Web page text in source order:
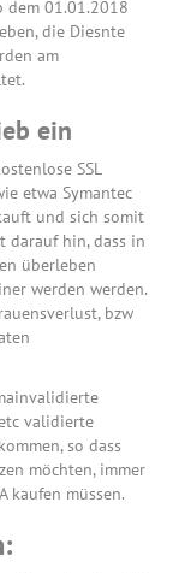
dem 01.01.2018
die Diesnte
am
ein
SSL
etwa Symantec
und sich somit
darauf hin, dass in
überleben
werden werden.
bzw
validierte
so dass
möchten, immer
kaufen müssen.